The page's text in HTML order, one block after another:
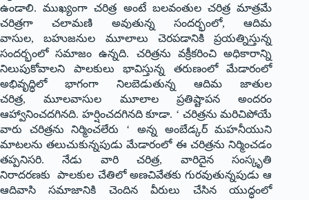
ఉండాలి. ముఖ్యంగా చరిత్ర అంటే బలవంతుల చరిత్ర మాత్రమే
చరిత్రగా చలామణి అవుతున్న సందర్భంలో, ఆదిమ
వాసుల, బహుజనుల మూలాలు చెరపడానికి ప్రయత్నిస్తున్న
సందర్భంలో సమాజం ఉన్నది. చరిత్రను వక్రీకరించి అధికారాన్ని
నిలుపుకోవాలని పాలకులు భావిస్తున్న తరుణంలో మేడారంలో
అభివృద్ధిలో భాగంగా నిలబెడుతున్న ఆదిమ జాతుల
చరిత్ర, మూలవాసుల మూలాల ప్రతిష్టాపన అందరం
ఆహ్వానించదగినది. హర్షించదగినది కూడా. ‘ చరిత్రను మరిచిపోయే
వారు చరిత్రను నిర్మించలేరు ‘ అన్న అంబేడ్కర్ మహనీయుని
మాటలను తలుచుకున్నపుడు మేడారంలో ఈ చరిత్రను నిర్మించడం
తప్పనిసరి. నేడు వారి చరిత్ర, వారిదైన సంస్కృతి
నిరాదరణకు పాలకుల చేతిలో అణచివేతకు గురవుతున్నపుడు ఆ
ఆదివాసి సమాజానికి చెందిన వీరులు చేసిన యుద్ధంలో